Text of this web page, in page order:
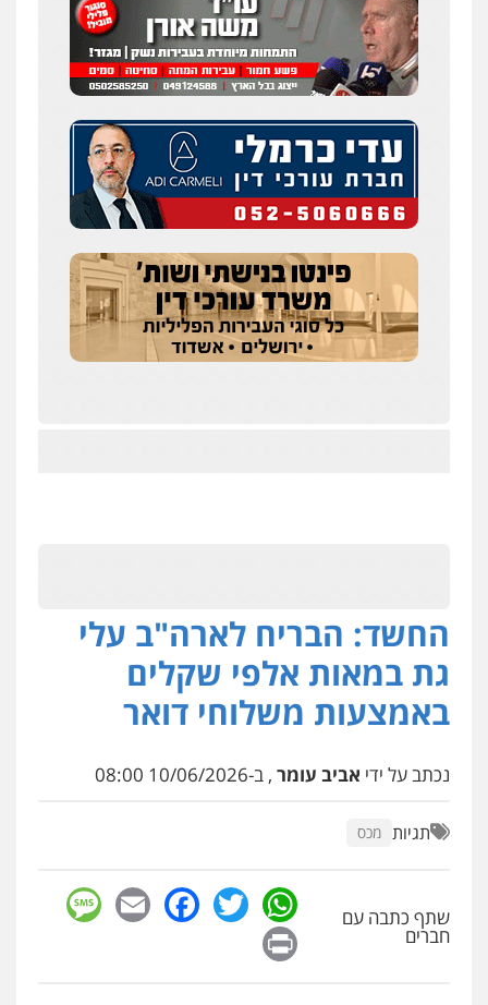
החשד: הבריח לארה"ב עלי
גת במאות אלפי שקלים
באמצעות משלוחי דואר
נכתב על ידי אביב עומר , ב-10/06/2026 08:00
תגיות מכס
שתף כתבה עם
חברים
WhatsApp
Twitter
Facebook
Email